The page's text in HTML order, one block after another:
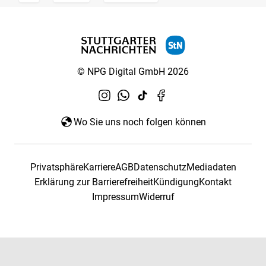
© NPG Digital GmbH 2026
Wo Sie uns noch folgen können
PrivatsphäreKarriereAGBDatenschutzMediadaten
Erklärung zur BarrierefreiheitKündigungKontakt
ImpressumWiderruf